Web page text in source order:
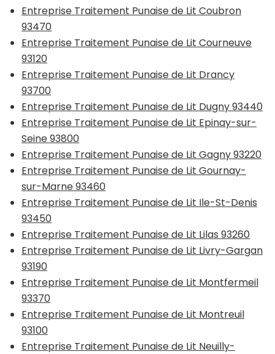
Entreprise Traitement Punaise de Lit Coubron
93470
Entreprise Traitement Punaise de Lit Courneuve
93120
Entreprise Traitement Punaise de Lit Drancy
93700
Entreprise Traitement Punaise de Lit Dugny 93440
Entreprise Traitement Punaise de Lit Epinay-sur-
Seine 93800
Entreprise Traitement Punaise de Lit Gagny 93220
Entreprise Traitement Punaise de Lit Gournay-
sur-Marne 93460
Entreprise Traitement Punaise de Lit Ile-St-Denis
93450
Entreprise Traitement Punaise de Lit Lilas 93260
Entreprise Traitement Punaise de Lit Livry-Gargan
93190
Entreprise Traitement Punaise de Lit Montfermeil
93370
Entreprise Traitement Punaise de Lit Montreuil
93100
Entreprise Traitement Punaise de Lit Neuilly-